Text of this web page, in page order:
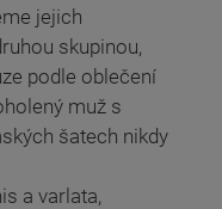
jejich
skupinou,
podle oblečení
muž s
šatech nikdy
a varlata,